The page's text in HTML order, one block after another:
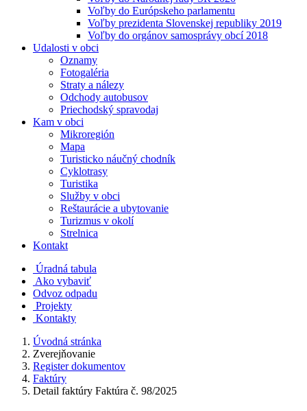
Voľby do Európskeho parlamentu
Voľby prezidenta Slovenskej republiky 2019
Voľby do orgánov samosprávy obcí 2018
Udalosti v obci
Oznamy
Fotogaléria
Straty a nálezy
Odchody autobusov
Priechodský spravodaj
Kam v obci
Mikroregión
Mapa
Turisticko náučný chodník
Cyklotrasy
Turistika
Služby v obci
Reštaurácie a ubytovanie
Turizmus v okolí
Strelnica
Kontakt
Úradná tabula
Ako vybaviť
Odvoz odpadu
Projekty
Kontakty
Úvodná stránka
Zverejňovanie
Register dokumentov
Faktúry
Detail faktúry Faktúra č. 98/2025